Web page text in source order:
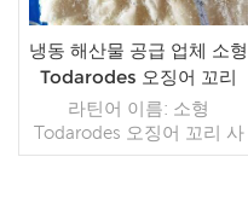
냉동 해산물 공급 업체 소형
Todarodes 오징어 꼬리
대량 도매
라틴어 이름: 소형
Todarodes 오징어 꼬리 사
양: 고객 사양 공정: 컷,스킨